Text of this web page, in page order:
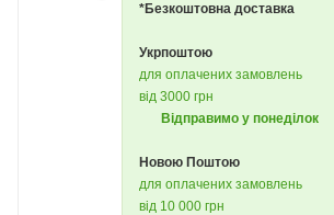
*Безкоштовна доставка
Укрпоштою
для оплачених замовлень
від 3000 грн
Відправимо у понеділок
Новою Поштою
для оплачених замовлень
від 10 000 грн